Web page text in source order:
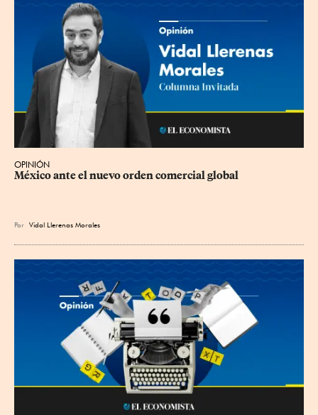
OPINIÓN
México ante el nuevo orden comercial global
Por Vidal Llerenas Morales